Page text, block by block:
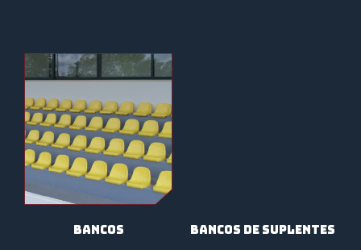
BANCOS BANCOS DE SUPLENTES